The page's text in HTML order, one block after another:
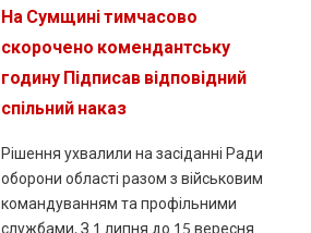
На Сумщині тимчасово
скорочено комендантську
годину Підписав відповідний
спільний наказ
Рішення ухвалили на засіданні Ради
оборони області разом з військовим
командуванням та профільними
службами. З 1 липня до 15 вересня